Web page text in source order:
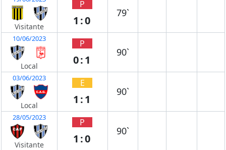
Visitante
P
1:0
79`
10/06/2023
Local
P
0:1
90`
03/06/2023
Local
E
1:1
90`
28/05/2023
Visitante
P
1:0
90`